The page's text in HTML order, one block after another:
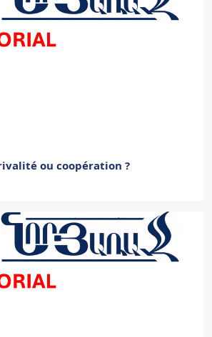
ou coopération ?